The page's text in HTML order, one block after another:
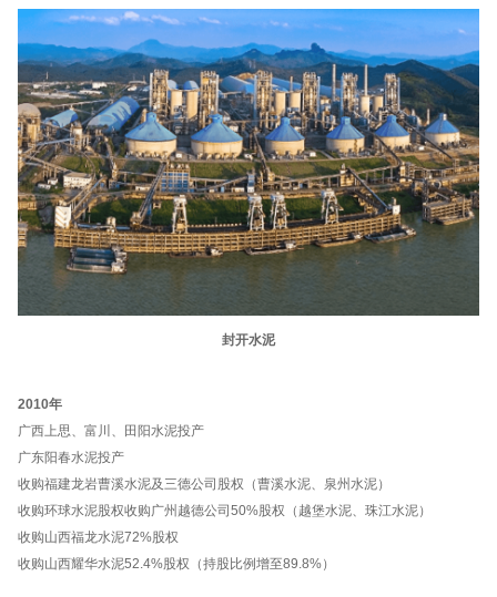
封开水泥
2010年
广西上思、富川、田阳水泥投产
广东阳春水泥投产
收购福建龙岩曹溪水泥及三德公司股权（曹溪水泥、泉州水泥）
收购环球水泥股权收购广州越德公司50%股权（越堡水泥、珠江水泥）
收购山西福龙水泥72%股权
收购山西耀华水泥52.4%股权（持股比例增至89.8%）